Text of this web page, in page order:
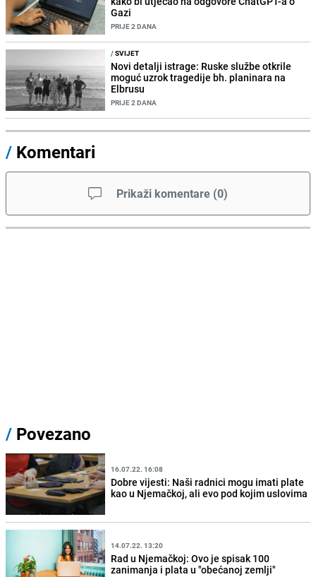
Gazi
PRIJE 2 DANA
/SVIJET
Novi detalji istrage: Ruske službe otkrile
moguć uzrok tragedije bh. planinara na
Elbrusu
PRIJE 2 DANA
/ Komentari
Prikaži komentare (0)
/ Povezano
16.07.22. 16:08
Dobre vijesti: Naši radnici mogu imati plate
kao u Njemačkoj, ali evo pod kojim uslovima
14.07.22. 13:20
Rad u Njemačkoj: Ovo je spisak 100
zanimanja i plata u "obećanoj zemlji"